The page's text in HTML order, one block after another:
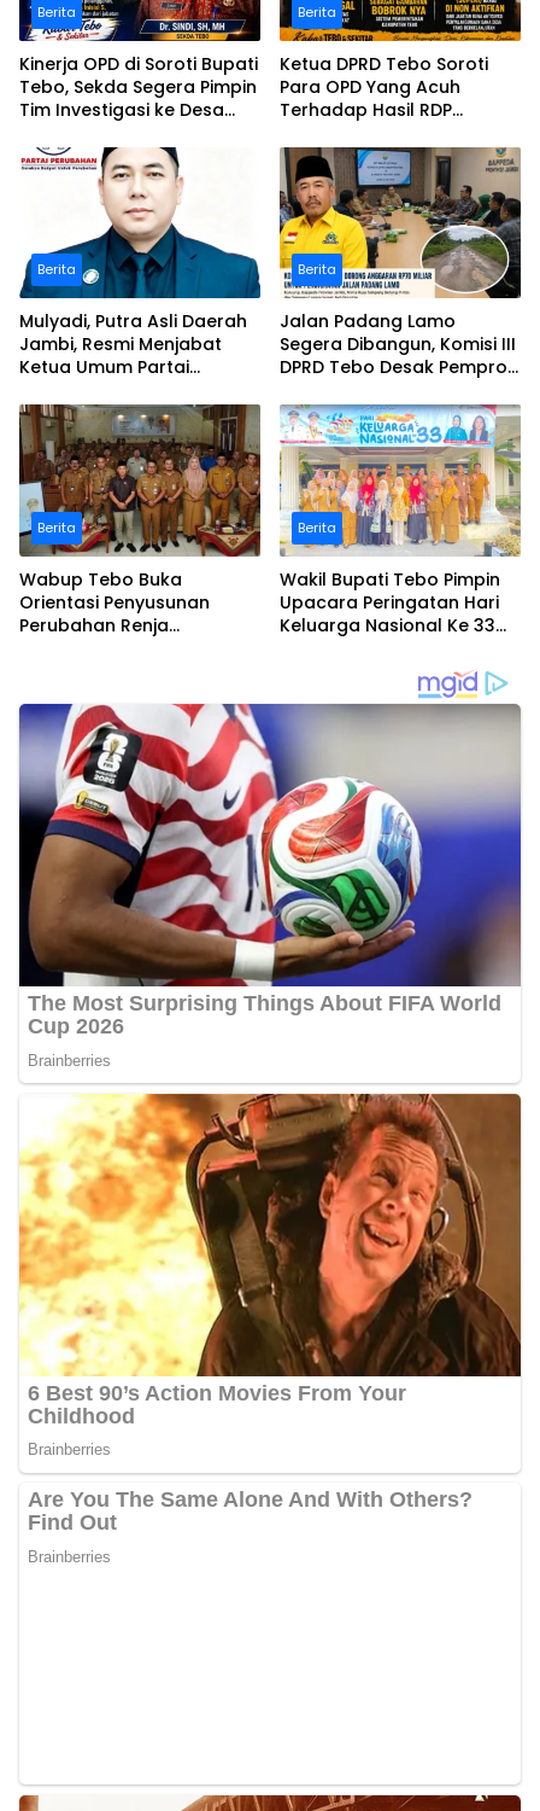
Berita
Kinerja OPD di Soroti Bupati
Tebo, Sekda Segera Pimpin
Tim Investigasi ke Desa
serumpun
Berita
Ketua DPRD Tebo Soroti
Para OPD Yang Acuh
Terhadap Hasil RDP
Pamuatan
Berita
Mulyadi, Putra Asli Daerah
Jambi, Resmi Menjabat
Ketua Umum Partai
Perwakilan ASEAN Partai
Perubahan di Malaysia
Berita
Jalan Padang Lamo
Segera Dibangun, Komisi III
DPRD Tebo Desak Pemprov
Anggaran Rp70 Miliar
Berita
Wabup Tebo Buka
Orientasi Penyusunan
Perubahan Renja
Berita
Wakil Bupati Tebo Pimpin
Upacara Peringatan Hari
Keluarga Nasional Ke 33